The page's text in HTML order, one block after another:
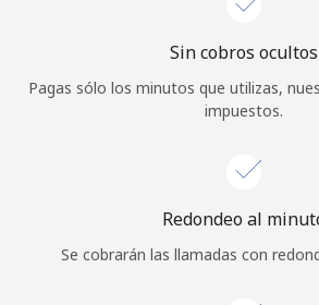
¡Hola!
Sin cobros ocultos
Pagas sólo los minutos que utilizas,
impuestos.
Redondeo al
Se cobrarán las llamadas con